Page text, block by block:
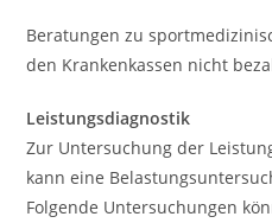
Beratungen zu
den Krankenkassen nicht
Leistungsdiagnostik
Zur Untersuchung der
kann eine
Folgende Untersuchungen